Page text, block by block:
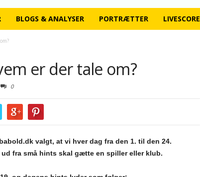
BLOGS & ANALYSER PORTRÆTTER LIVESCORE
er der tale om?
0
valgt, at vi hver dag fra den 1. til den 24.
fra små hints skal gætte en spiller eller klub.